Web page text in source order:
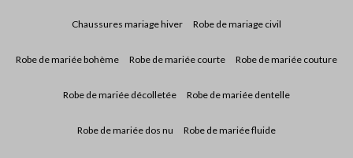
Chaussures mariage hiver Robe de mariage civil
Robe de mariée bohème Robe de mariée courte Robe de mariée couture
Robe de mariée décolletée Robe de mariée dentelle
Robe de mariée dos nu Robe de mariée fluide